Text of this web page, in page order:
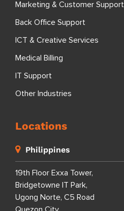
Marketing & Customer Support
Back Office Support
ICT & Creative Services
Medical Billing
IT Support
Other Industries
Locations
Philippines
19th Floor Exxa Tower,
Bridgetowne IT Park,
Ugong Norte, C5 Road